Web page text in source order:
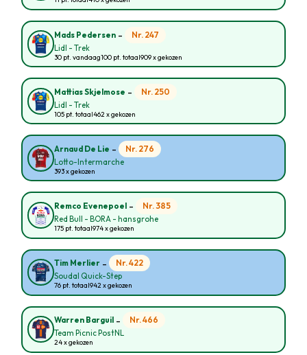
Mads Pedersen - Nr. 247
Lidl - Trek
30 pt. vandaag100 pt. totaal909 x gekozen
Mattias Skjelmose - Nr. 250
Lidl - Trek
105 pt. totaal462 x gekozen
Arnaud De Lie - Nr. 276
Lotto-Intermarche
393 x gekozen
Remco Evenepoel - Nr. 385
Red Bull - BORA - hansgrohe
175 pt. totaal974 x gekozen
Tim Merlier - Nr. 422
Soudal Quick-Step
76 pt. totaal942 x gekozen
Warren Barguil - Nr. 466
Team Picnic PostNL
24 x gekozen